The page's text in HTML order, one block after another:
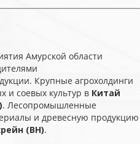
Амурской области
Крупные агрохолдинги
и соевых культур в Китай
. Лесопромышленные
и древесную продукцию
(BH).